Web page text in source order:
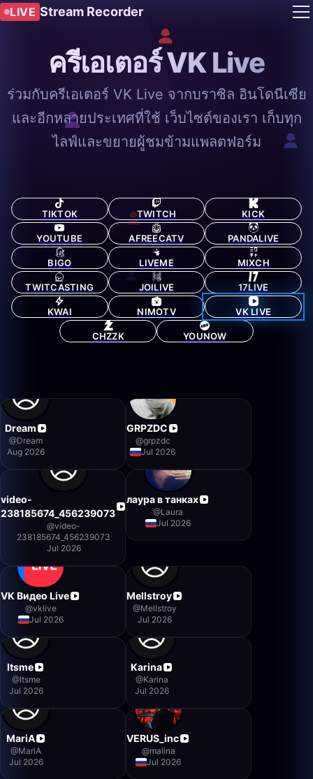
LIVE Stream Recorder
ครีเอเตอร์ VK Live
ร่วมกับครีเอเตอร์ VK Live จากบราซิล อินโดนีเซีย
และอีกหลายประเทศที่ใช้ เว็บไซต์ของเรา เก็บทุก
ไลฟ์และขยายผู้ชมข้ามแพลตฟอร์ม
TIKTOK TWITCH KICK
YOUTUBE AFREECATV PANDALIVE
BIGO LIVEME MIXCH
TWITCASTING JOILIVE 17LIVE
KWAI NIMOTV VK LIVE
CHZZK YOUNOW
Dream
@Dream
Aug 2026
GRPZDC
@grpzdc
Jul 2026
video-
238185674_456239073
@video-
238185674_456239073
Jul 2026
лаура в танках
@Laura
Jul 2026
VK Видео Live
@vklive
Jul 2026
Mellstroy
@Mellstroy
Jul 2026
Itsme
@Itsme
Jul 2026
Karina
@Karina
Jul 2026
MariA
@MariA
Jul 2026
VERUS_inc
@malina
Jul 2026